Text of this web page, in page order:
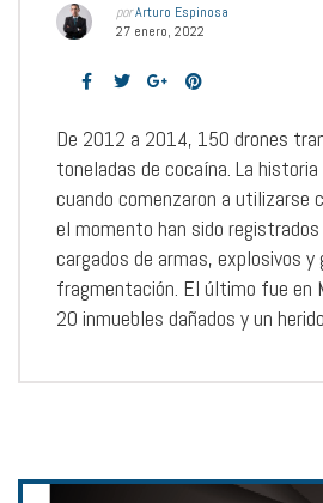
porArturo Espinosa
27 enero, 2022
De 2012 a 2014, 150 drones
toneladas de cocaína. La
cuando comenzaron a utilizarse
el momento han sido
cargados de armas, explosivos y
fragmentación. El último fue en
20 inmuebles dañados y un herido.